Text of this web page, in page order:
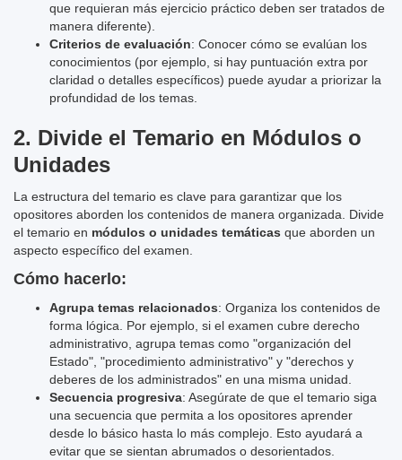
que requieran más ejercicio práctico deben ser tratados de
manera diferente).
Criterios de evaluación: Conocer cómo se evalúan los
conocimientos (por ejemplo, si hay puntuación extra por
claridad o detalles específicos) puede ayudar a priorizar la
profundidad de los temas.
2. Divide el Temario en Módulos o
Unidades
La estructura del temario es clave para garantizar que los
opositores aborden los contenidos de manera organizada. Divide
el temario en módulos o unidades temáticas que aborden un
aspecto específico del examen.
Cómo hacerlo:
Agrupa temas relacionados: Organiza los contenidos de
forma lógica. Por ejemplo, si el examen cubre derecho
administrativo, agrupa temas como "organización del
Estado", "procedimiento administrativo" y "derechos y
deberes de los administrados" en una misma unidad.
Secuencia progresiva: Asegúrate de que el temario siga
una secuencia que permita a los opositores aprender
desde lo básico hasta lo más complejo. Esto ayudará a
evitar que se sientan abrumados o desorientados.